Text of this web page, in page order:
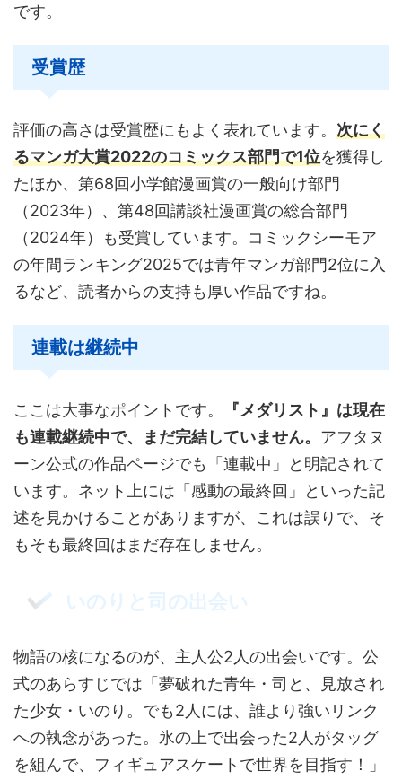
です。
受賞歴
評価の高さは受賞歴にもよく表れています。 次にく
るマンガ大賞2022のコミックス部門で1位を獲得し
たほか、第68回小学館漫画賞の一般向け部門
（2023年）、第48回講談社漫画賞の総合部門
（2024年）も受賞しています。コミックシーモア
の年間ランキング2025では青年マンガ部門2位に入
るなど、読者からの支持も厚い作品ですね。
連載は継続中
ここは大事なポイントです。
『メダリスト』は現在
も連載継続中で、まだ完結していません。 アフタヌ
ーン公式の作品ページでも「連載中」と明記されて
います。ネット上には「感動の最終回」といった記
述を見かけることがありますが、これは誤りで、そ
もそも最終回はまだ存在しません。
いのりと司の出会い
物語の核になるのが、主人公2人の出会いです。公
式のあらすじでは「夢破れた青年・司と、見放され
た少女・いのり。でも2人には、誰より強いリンク
への執念があった。氷の上で出会った2人がタッグ
を組んで、フィギュアスケートで世界を目指す！」